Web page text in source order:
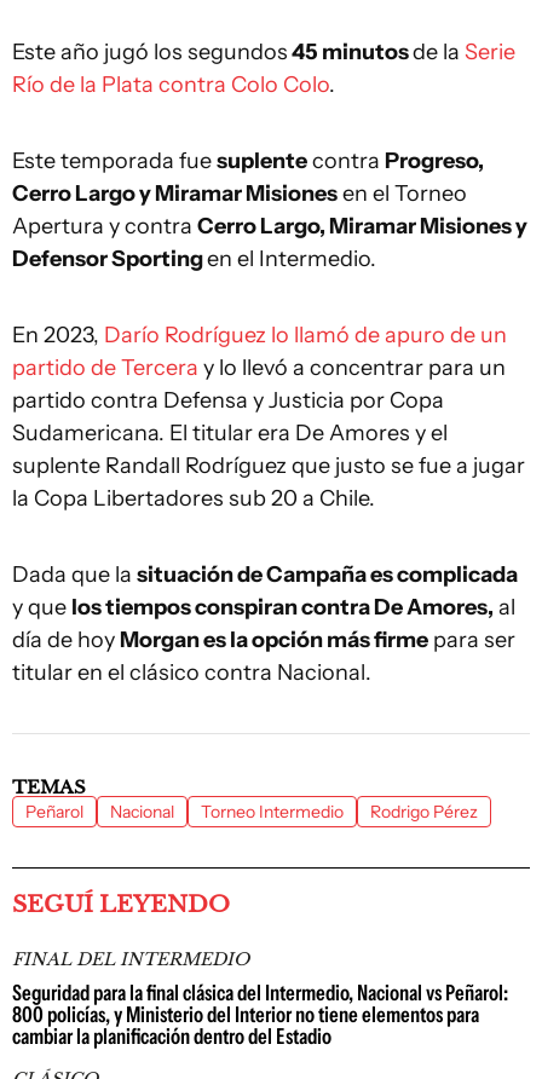
Este año jugó los segundos45 minutosde la Serie
Río de la Plata contra Colo Colo.
Este temporada fuesuplentecontra Progreso,
Cerro Largo y Miramar Misionesen el Torneo
Apertura y contra Cerro Largo, Miramar Misiones y
Defensor Sportingen el Intermedio.
En 2023, Darío Rodríguez lo llamó de apuro de un
partido de Tercera y lo llevó a concentrar para un
partido contra Defensa y Justicia por Copa
Sudamericana. El titular era De Amores y el
suplente Randall Rodríguez que justo se fue a jugar
la Copa Libertadores sub 20 a Chile.
Dada que la situación de Campaña es complicada
y que los tiempos conspiran contra De Amores, al
día de hoy Morgan es la opción más firme para ser
titular en el clásico contra Nacional.
TEMAS
Peñarol Nacional Torneo Intermedio Rodrigo Pérez
SEGUÍ LEYENDO
FINAL DEL INTERMEDIO
Seguridad para la final clásica del Intermedio, Nacional vs Peñarol:
800 policías, y Ministerio del Interior no tiene elementos para
cambiar la planificación dentro del Estadio